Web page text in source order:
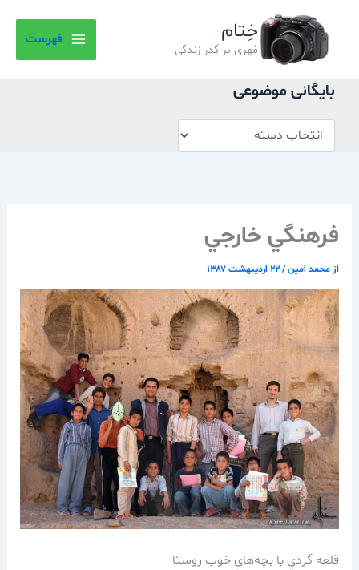
خِتام
مُهری بر گذر زندگی
فهرست
بایگانی موضوعی
موضوعی
فرهنگي خارجي
از محمد امین/۲۲ اردیبهشت ۱۳۸۷
قلعه گردي با بچه‌هاي خوب روستا